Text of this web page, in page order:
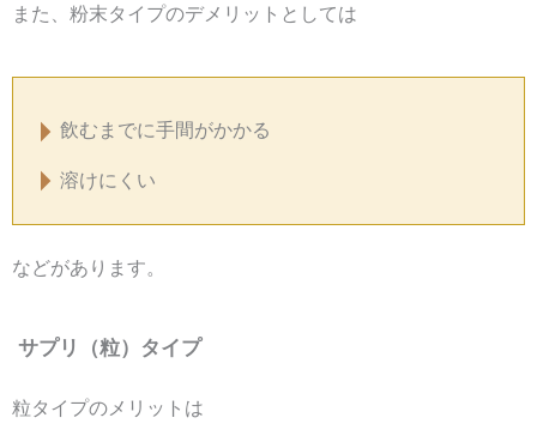
また、粉末タイプのデメリットとしては
飲むまでに手間がかかる
溶けにくい
などがあります。
サプリ（粒）タイプ
粒タイプのメリットは